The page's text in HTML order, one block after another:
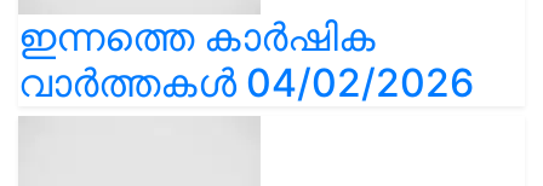
ഇന്നത്തെ കാർഷിക
വാർത്തകൾ 04/02/2026